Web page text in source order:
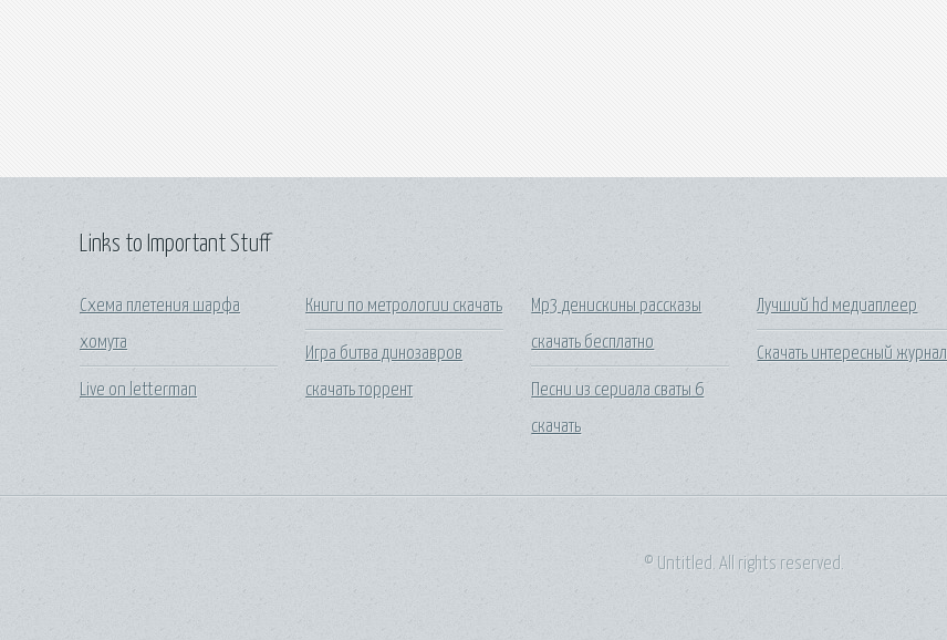
Links to Important Stuff
Схема плетения шарфа
хомута
Live on letterman
Книги по метрологии скачать
Игра битва динозавров
скачать торрент
Mp3 денискины рассказы
скачать бесплатно
Песни из сериала сваты 6
скачать
Лучший hd медиаплеер
Скачать интересный журнал
© Untitled. All rights reserved.